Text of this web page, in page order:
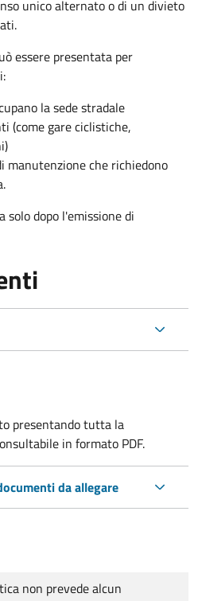
unico alternato o di un divieto
essere presentata per
la sede stradale
(come gare ciclistiche,
manutenzione che richiedono
dopo l'emissione di
presentando tutta la
in formato PDF.
da allegare
non prevede alcun